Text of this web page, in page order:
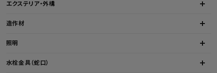
エクステリア・外構
造作材
照明
水栓金具（蛇口）